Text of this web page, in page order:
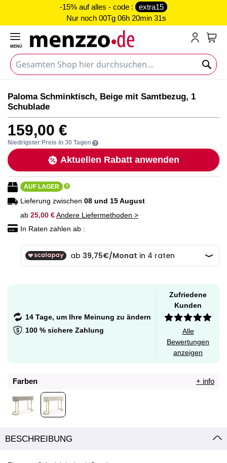
-15% auf alles - code :
extra15
Nur noch 00Tg 06h 20min 31s
MENÜ
Ende
der
Bildgalerie
springen
Anfang
der
Bildgalerie
springen
Paloma Schminktisch, Beige mit Samtbezug, 1
Schublade
159,00 €
Niedrigster Preis in 30 Tagen
Aktuellen Rabatt anwenden
AUF LAGER
Lieferung zwischen 08 und 15 August
ab 25,00 €Andere Liefermethoden >
In Raten zahlen ab :
14 Tage, um Ihre Meinung zu ändern
100 % sichere Zahlung
Zufriedene
Kunden
Alle
Bewertungen
anzeigen
Farben + info
BESCHREIBUNG